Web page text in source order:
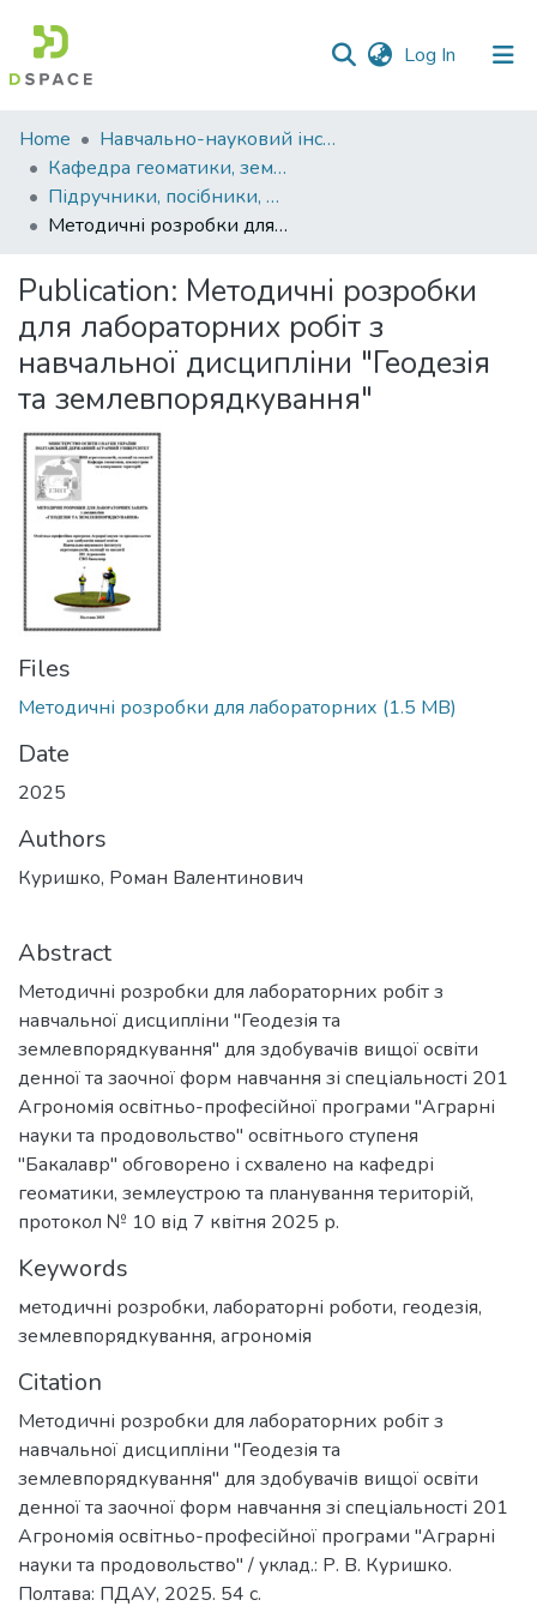
Log In (current)
Communities
&
Collections
All of DSpace
Statistics
Home
Навчально-науковий інститут агротехнологій, селекції та екології
Кафедра геоматики, землеустрою та планування територій
Підручники, посібники, методичні рекомендації, монографії. Кафедра геоматики, землеустрою та планування територій
Методичні розробки для лабораторних робіт з навчальної дисципліни "Геодезія та землевпорядкування"
Publication: Методичні розробки
для лабораторних робіт з
навчальної дисципліни "Геодезія
та землевпорядкування"
Files
Методичні розробки для лабораторних (1.5 MB)
Date
2025
Authors
Куришко, Роман Валентинович
Abstract
Методичні розробки для лабораторних робіт з
навчальної дисципліни "Геодезія та
землевпорядкування" для здобувачів вищої освіти
денної та заочної форм навчання зі спеціальності 201
Агрономія освітньо-професійної програми "Аграрні
науки та продовольство" освітнього ступеня
"Бакалавр" обговорено і схвалено на кафедрі
геоматики, землеустрою та планування територій,
протокол № 10 від 7 квітня 2025 р.
Keywords
методичні розробки, лабораторні роботи, геодезія,
землевпорядкування, агрономія
Citation
Методичні розробки для лабораторних робіт з
навчальної дисципліни "Геодезія та
землевпорядкування" для здобувачів вищої освіти
денної та заочної форм навчання зі спеціальності 201
Агрономія освітньо-професійної програми "Аграрні
науки та продовольство" / уклад.: Р. В. Куришко.
Полтава: ПДАУ, 2025. 54 с.